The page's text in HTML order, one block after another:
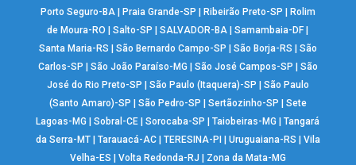
Porto Seguro-BA| Praia Grande-SP | Ribeirão Preto-SP | Rolim
de Moura-RO |Salto-SP |SALVADOR-BA |Samambaia-DF |
Santa Maria-RS | São Bernardo Campo-SP | São Borja-RS | São
Carlos-SP | São João Paraíso-MG | São José Campos-SP | São
José do Rio Preto-SP | São Paulo (Itaquera)-SP | São Paulo
(Santo Amaro)-SP | São Pedro-SP | Sertãozinho-SP | Sete
Lagoas-MG |Sobral-CE |Sorocaba-SP |Taiobeiras-MG |Tangará
da Serra-MT| Tarauacá-AC| TERESINA-PI | Uruguaiana-RS | Vila
Velha-ES | Volta Redonda-RJ | Zona da Mata-MG